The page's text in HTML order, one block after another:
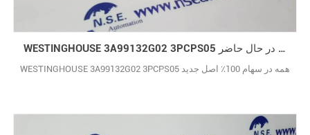
WESTINGHOUSE 3A99132G02 3PCPS05 ارتقاء فروش در حال حاضر
WESTINGHOUSE 3A99132G02 3PCPS05 همه در سهام 100٪ اصل جدید